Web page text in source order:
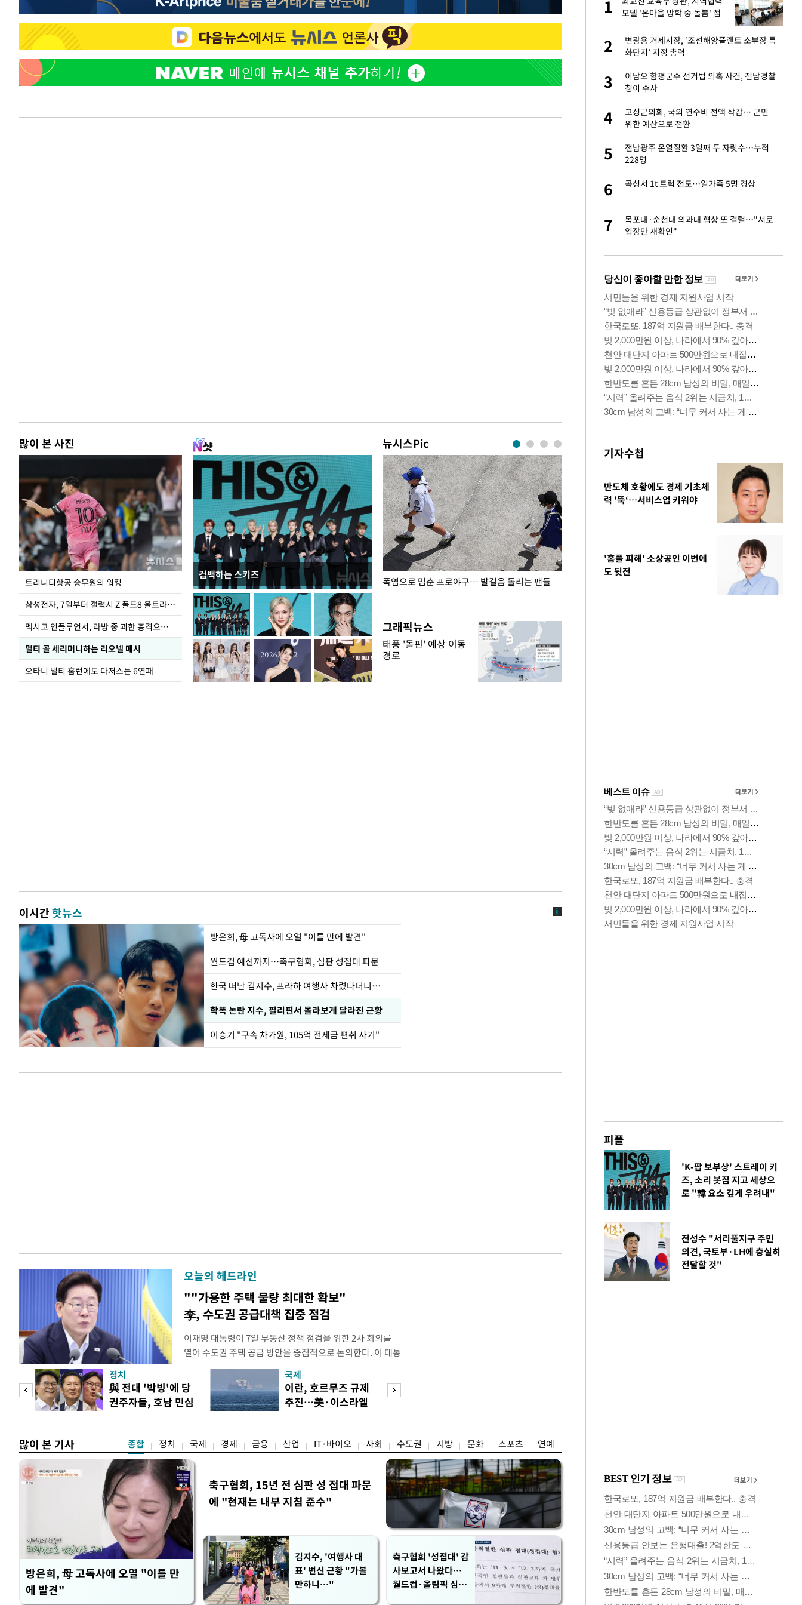
많이 본 사진
트리니티항공 승무원의 워킹
삼성전자, 7일부터 갤럭시 Z 폴드8 울트라·폴드8·플립8 출시
멕시코 인플루언서, 라방 중 괴한 총격으로 사망
멀티 골 세리머니하는 리오넬 메시
오타니 멀티 홈런에도 다저스는 6연패
컴백하는 스키즈
뉴시스Pic
입추 하루 앞둔 전남광주… 열화상 카메라에 담긴
폭염
폭염으로 멈춘 프로야구… 발걸음 돌리는 팬들
이 대통령, '청년 대책 속도 높여야…폭염 문제도 입추 코앞인데
그래픽뉴스
태풍 '돌핀' 예상 이동
경로
이시간핫뉴스
방은희, 母 고독사에 오열 "이틀 만에 발견"
월드컵 예선까지…축구협회, 심판 성접대 파문
한국 떠난 김지수, 프라하 여행사 차렸다더니…
학폭 논란 지수, 필리핀서 몰라보게 달라진 근황
이승기 "구속 차가원, 105억 전세금 편취 사기"
오늘의 헤드라인
""가용한 주택 물량 최대한 확보"
李, 수도권 공급대책 집중 점검
이재명 대통령이 7일 부동산 정책 점검을 위한 2차 회의를
열어 수도권 주택 공급 방안을 중점적으로 논의한다. 이 대통
령은 이날 오후 2시 청와대에서 부동산 정책 점검 2차 회의
를 비공개로 주재한다. 지난 3일 부동산·주식 시장 점검 비
공개 회의에서 "가용한 주택 공급 물량을 최대한 확보하
라"고 지시한 지 나흘 만이다. 앞서 이 대통령은 1차
정치
與 전대 '박빙'에 당
권주자들, 호남 민심
국제
이란, 호르무즈 규제
추진…美·이스라엘
많이 본 기사 종합 정치 국제 경제 금융 산업 IT·바이오 사회 수도권 지방 문화 스포츠 연예
방은희, 母 고독사에 오열 "이틀 만
에 발견"
축구협회, 15년 전 심판 성 접대 파문
에 "현재는 내부 지침 준수"
김지수, '여행사 대
표' 변신 근황 "가볼
만하니…"
축구협회 '성접대' 감
사보고서 나왔다…
월드컵·올림픽 심판
틀 만에 발견"
2
재는 내부 지침 준수"
3
김지수, '여행사 대표' 변신 근황 "가볼 만하
니…"
4
1
모델 '온마을 방학 중 돌봄' 점
2
변광용 거제시장, ‘조선해양플랜트 소부장 특
화단지’ 지정 총력
3
이남오 함평군수 선거법 의혹 사건, 전남경찰
청이 수사
4
고성군의회, 국외 연수비 전액 삭감… 군민
위한 예산으로 전환
5
전남광주 온열질환 3일째 두 자릿수…누적
228명
6 곡성서 1t 트럭 전도…일가족 5명 경상
7
목포대·순천대 의과대 협상 또 결렬…"서로
입장만 재확인"
기자수첩
반도체 호황에도 경제 기초체
력 '뚝‘…서비스업 키워야
'홈플 피해' 소상공인 이번에
도 뒷전
피플
'K-팝 보부상' 스트레이 키
즈, 소리 봇짐 지고 세상으
로 "韓 요소 깊게 우려내"
전성수 "서리풀지구 주민
의견, 국토부·LH에 충실히
전달할 것"